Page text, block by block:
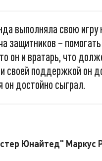
выполняла свою
защитников –
он и вратарь, что
своей поддержкой он
достойно сыграл.
Юнайтед" Маркус